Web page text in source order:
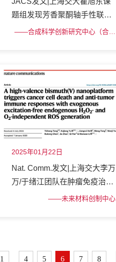
题组发现芳香聚酮轴手性联苯
骨架的生物合成机制
——合成科学创新研究中心（合成
2025年01月22日
Nat. Comm.发文|上海交大李万
万/于绪江团队在肿瘤免疫治疗
用五价铋多功能纳米材料领域
——未来材料创制中心
1 4 5 6 7 8